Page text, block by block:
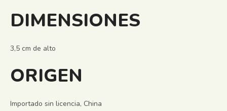
DIMENSIONES
3,5 cm de alto
ORIGEN
Importado sin licencia, China